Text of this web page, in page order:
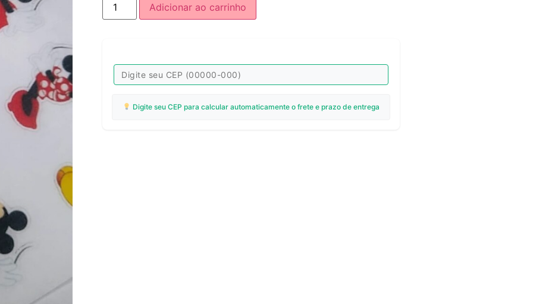
Adicionar ao carrinho
Digite seu CEP para calcular automaticamente o frete e prazo de entrega